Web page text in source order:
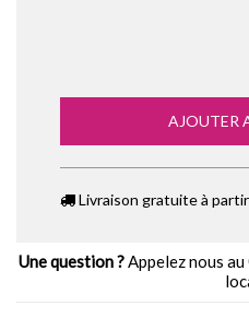
AJOUTER
Livraison gratuite à
Une question ?Appelez nous au